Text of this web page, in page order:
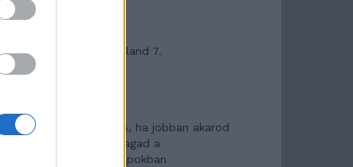
Máltai kaland 7.
10 tanács, ha jobban akarod
érezni magad a
hétköznapokban